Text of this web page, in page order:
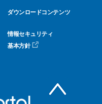
ダウンロードコンテンツ
情報セキュリティ
基本方針